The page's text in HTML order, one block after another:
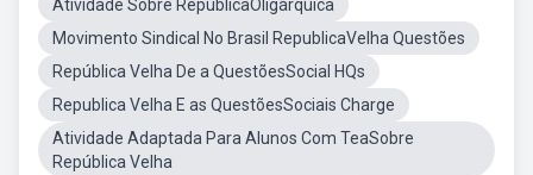
Atividade Sobre RepúblicaOligárquica
Movimento Sindical No Brasil RepublicaVelha Questões
República Velha De a QuestõesSocial HQs
Republica Velha E as QuestõesSociais Charge
Atividade Adaptada Para Alunos Com TeaSobre
República Velha